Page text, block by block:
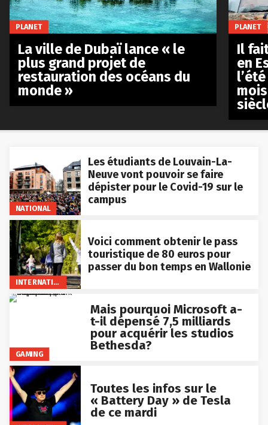
NATIONAL
Les étudiants de Louvain-La-
Neuve vont pouvoir se faire
dépister pour le Covid-19 sur le
campus
INTERNATIONAL
Voici comment obtenir le pass
touristique de 80 euros pour
passer du bon temps en Wallonie
GAMING
Mais pourquoi Microsoft a-
t-il dépensé 7,5 milliards
pour acquérir les studios
Bethesda?
Toutes les infos sur le
« Battery Day » de Tesla
de ce mardi
PLANET
La ville de Dubaï lance « le
plus grand projet de
restauration des océans du
monde »
PLANET
Il
en